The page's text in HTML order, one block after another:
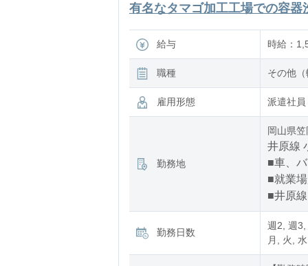
有名なタマゴ加工工場での容
給与 時給：
職種 その他
雇用形態 派遣社員
勤務地
岡山県
井原線
■車、
■就業
■井原
勤務日数
週2, 週
月, 火,